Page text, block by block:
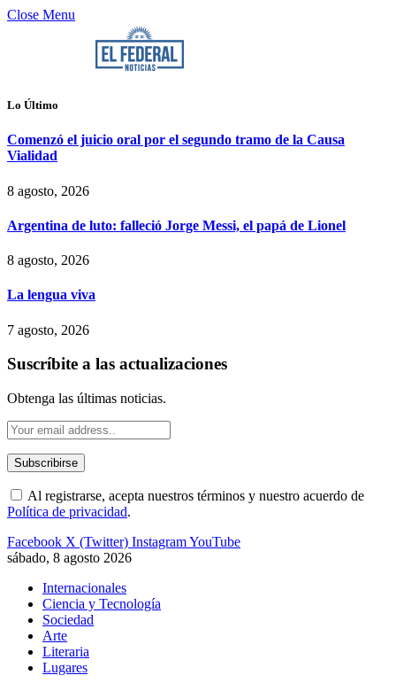
Close Menu
Lo Último
Comenzó el juicio oral por el segundo tramo de la Causa
Vialidad
8 agosto, 2026
Argentina de luto: falleció Jorge Messi, el papá de Lionel
8 agosto, 2026
La lengua viva
7 agosto, 2026
Suscríbite a las actualizaciones
Obtenga las últimas noticias.
Al registrarse, acepta nuestros términos y nuestro acuerdo de
Política de privacidad.
Facebook X (Twitter) InstagramYouTube
sábado, 8 agosto 2026
Internacionales
Ciencia y Tecnología
Sociedad
Arte
Literaria
Lugares